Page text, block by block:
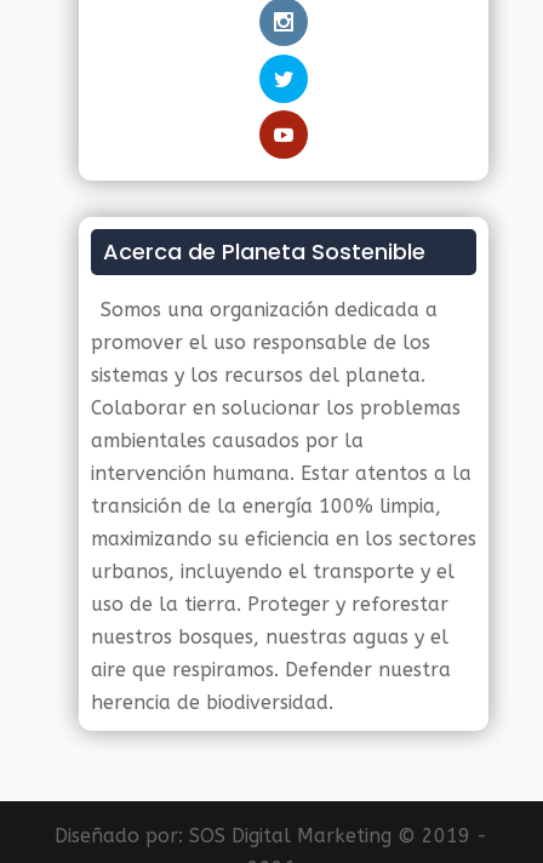
Acerca de Planeta Sostenible
Somos una organización dedicada a
promover el uso responsable de los
sistemas y los recursos del planeta.
Colaborar en solucionar los problemas
ambientales causados por la
intervención humana. Estar atentos a la
transición de la energía 100% limpia,
maximizando su eficiencia en los sectores
urbanos, incluyendo el transporte y el
uso de la tierra. Proteger y reforestar
nuestros bosques, nuestras aguas y el
aire que respiramos. Defender nuestra
herencia de biodiversidad.
Diseñado por:SOS Digital Marketing © 2019 -